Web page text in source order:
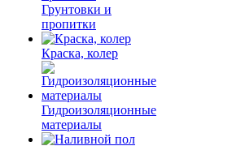
Грунтовки и
пропитки
Краска, колер
Гидроизоляционные
материалы